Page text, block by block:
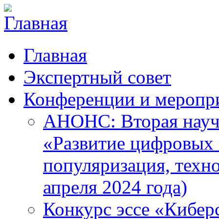
Главная
Экспертный совет
Конференции и
АНОНС: Вторая
«Развитие цифровых
популяризация,
апреля 2024 года)
Конкурс эссе